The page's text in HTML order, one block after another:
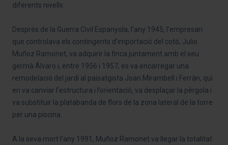
diferents nivells.
Després de la Guerra Civil Espanyola, l’any 1945, l’empresari
que controlava els contingents d’importació del cotó, Julio
Muñoz Ramonet, va adquirir la finca juntament amb el seu
germà Álvaro i, entre 1956 i 1957, es va encarregar una
remodelació del jardí al paisatgista Joan Mirambell i Ferràn, qui
en va canviar l’estructura i l’orientació, va desplaçar la pèrgola i
va substituir la platabanda de flors de la zona lateral de la torre
per una piscina.
A la seva mort l’any 1991, Muñoz Ramonet va llegar la totalitat